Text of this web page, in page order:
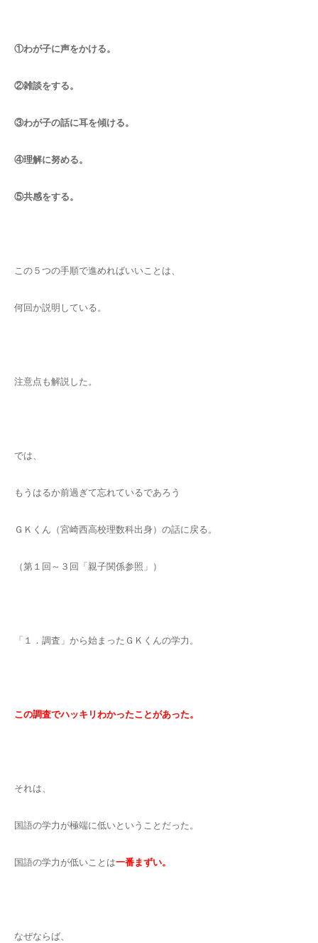
①わが子に声をかける。
②雑談をする。
③わが子の話に耳を傾ける。
④理解に努める。
⑤共感をする。
この５つの手順で進めればいいことは、
何回か説明している。
注意点も解説した。
では、
もうはるか前過ぎて忘れているであろう
ＧＫくん（宮崎西高校理数科出身）の話に戻る。
（第１回～３回「親子関係参照」）
「１．調査」から始まったＧＫくんの学力。
この調査でハッキリわかったことがあった。
それは、
国語の学力が極端に低いということだった。
国語の学力が低いことは一番まずい。
なぜならば、